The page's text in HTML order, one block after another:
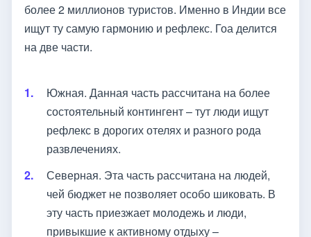
более 2 миллионов туристов. Именно в Индии все
ищут ту самую гармонию и рефлекс. Гоа делится
на две части.
Южная. Данная часть рассчитана на более
состоятельный контингент – тут люди ищут
рефлекс в дорогих отелях и разного рода
развлечениях.
Северная. Эта часть рассчитана на людей,
чей бюджет не позволяет особо шиковать. В
эту часть приезжает молодежь и люди,
привыкшие к активному отдыху –